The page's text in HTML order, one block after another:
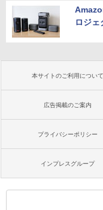
ロジェ
本サイトのご利用について
広告掲載のご案内
プライバシーポリシー
インプレスグループ